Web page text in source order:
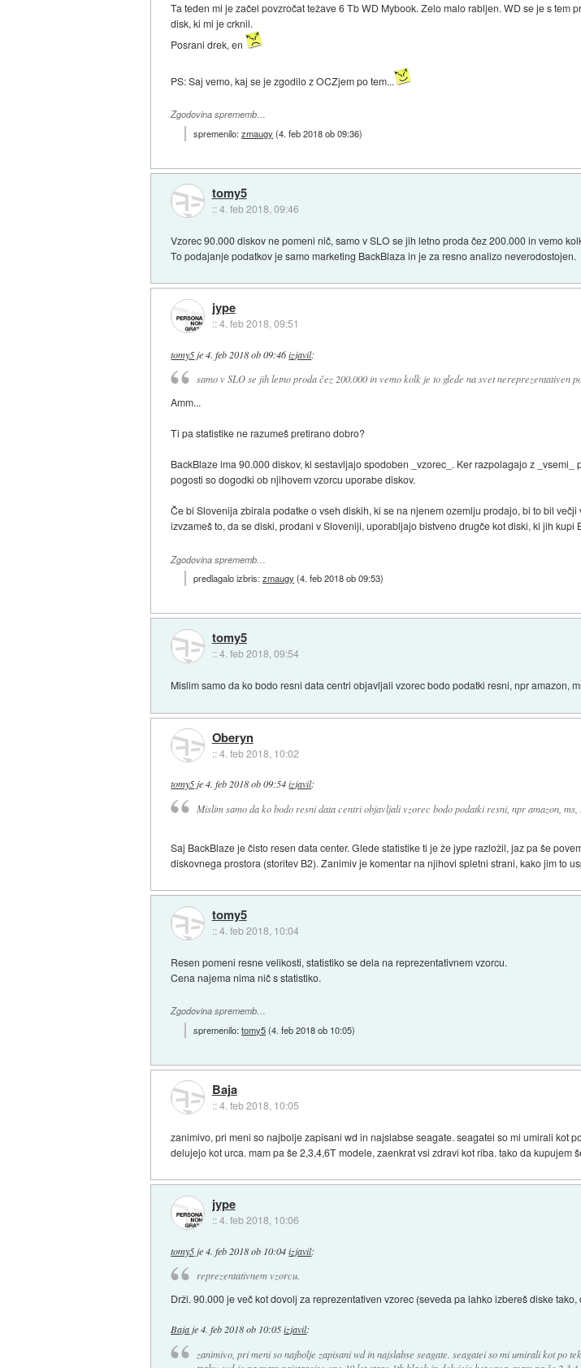
Ta teden mi je začel povzročat težave 6 Tb WD Mybook. Zelo malo rabljen. WD se je s
disk, ki mi je crknil.
Posrani drek, en
PS: Saj vemo, kaj se je zgodilo z OCZjem po tem...
Zgodovina sprememb…
spremenilo:zmaugy (4. feb 2018 ob 09:36)
tomy5
::4. feb 2018, 09:46
Vzorec 90.000 diskov ne pomeni nič, samo v SLO se jih letno proda čez 200.000 in vemo
To podajanje podatkov je samo marketing BackBlaza in je za resno analizo neverodostojen.
jype
::4. feb 2018, 09:51
tomy5 je4. feb 2018 ob 09:46 izjavil:
samo v SLO se jih letno proda čez 200.000 in vemo kolk je to glede na svet nereprezentativen
Amm...
Ti pa statistike ne razumeš pretirano dobro?
BackBlaze ima 90.000 diskov, ki sestavljajo spodoben _vzorec_. Ker razpolagajo z
pogosti so dogodki ob njihovem vzorcu uporabe diskov.
Če bi Slovenija zbirala podatke o vseh diskih, ki se na njenem ozemlju prodajo, bi to bil
izvzameš to, da se diski, prodani v Sloveniji, uporabljajo bistveno drugče kot diski, ki jih kupi
Zgodovina sprememb…
predlagalo izbris:zmaugy (4. feb 2018 ob 09:53)
tomy5
::4. feb 2018, 09:54
Mislim samo da ko bodo resni data centri objavljali vzorec bodo podatki resni, npr amazon,
Oberyn
::4. feb 2018, 10:02
tomy5je4. feb 2018 ob 09:54 izjavil:
Mislim samo da ko bodo resni data centri objavljali vzorec bodo podatki resni, npr amazon, ms,
Saj BackBlaze je čisto resen data center. Glede statistike ti je že jype razložil, jaz pa še
diskovnega prostora (storitev B2). Zanimiv je komentar na njihovi spletni strani, kako jim to
tomy5
::4. feb 2018, 10:04
Resen pomeni resne velikosti, statistiko se dela na reprezentativnem vzorcu.
Cena najema nima nič s statistiko.
Zgodovina sprememb…
spremenilo:tomy5(4. feb 2018 ob 10:05)
Baja
::4. feb 2018, 10:05
zanimivo, pri meni so najbolje zapisani wd in najslabse seagate. seagatei so mi umirali kot
delujejo kot urca. mam pa še 2,3,4,6T modele, zaenkrat vsi zdravi kot riba. tako da kupujem
jype
::4. feb 2018, 10:06
tomy5 je4. feb 2018 ob 10:04 izjavil:
reprezentativnem vzorcu.
Drži. 90.000 je več kot dovolj za reprezentativen vzorec (seveda pa lahko izbereš diske
Bajaje4. feb 2018 ob 10:05 izjavil:
zanimivo, pri meni so najbolje zapisani wd in najslabse seagate. seagatei so mi umirali kot po